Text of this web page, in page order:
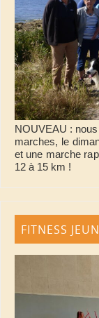
NOUVEAU :
marches, le
et une marche
12 à 15 km !
FITNESS